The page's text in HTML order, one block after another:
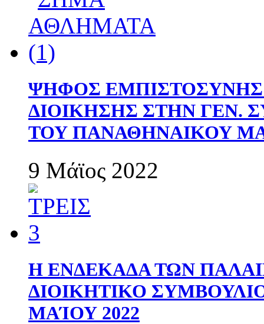
ΨΗΦΟΣ
ΔΙΟΙΚΗΣΗΣ ΣΤΗΝ ΓΕΝ.
ΤΟΥ ΠΑΝΑΘΗΝΑΙΚΟΥ
9 Μάϊος 2022
Η ΕΝΔΕΚΑΔΑ ΤΩΝ
ΔΙΟΙΚΗΤΙΚΟ
ΜΑΊΟΥ 2022